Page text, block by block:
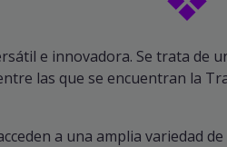
e innovadora. Se trata de
las que se encuentran la
a una amplia variedad